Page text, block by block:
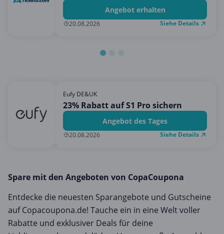
Angebot erhalten
20.08.2026 Siehe Details
Eufy DE&UK
23% Rabatt auf S1 Pro sichern
Angebot des Tages
20.08.2026 Siehe Details
Spare mit den Angeboten von CopaCoupona
Entdecke die neuesten Sparangebote und Gutscheine
auf Copacoupona.de! Tauche ein in eine Welt voller
Rabatte und exklusiver Deals für deine